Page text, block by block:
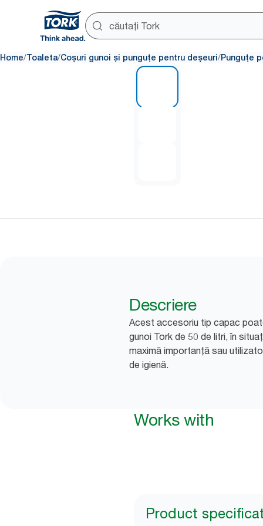
Home/Toaleta/Coșuri gunoi și punguțe pentru deșeuri/Punguțe
Descriere
Acest accesoriu tip capac
gunoi Tork de 50 de litri, în
maximă importanță sau
de igienă.
Works with
Product